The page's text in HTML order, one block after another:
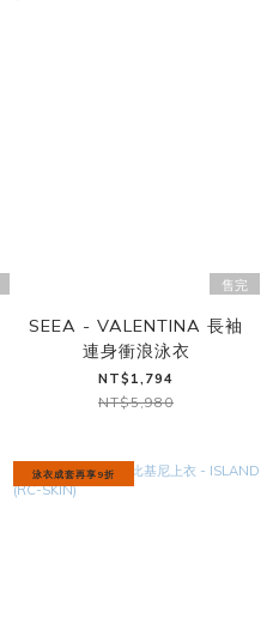
售完
SEEA - VALENTINA 長袖
連身衝浪泳衣
NT$1,794
NT$5,980
泳衣成套再享9折